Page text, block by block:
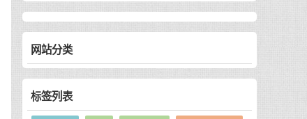
网站分类
标签列表